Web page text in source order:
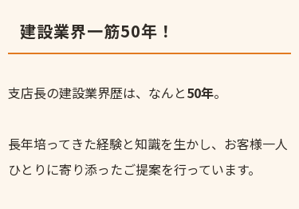
建設業界一筋50年！
支店長の建設業界歴は、なんと50年。
長年培ってきた経験と知識を生かし、お客様一人
ひとりに寄り添ったご提案を行っています。